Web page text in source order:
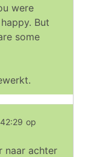
were
But
some
op
naar achter